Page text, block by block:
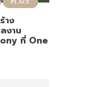
PLACE
าง
งาน
ที่ One